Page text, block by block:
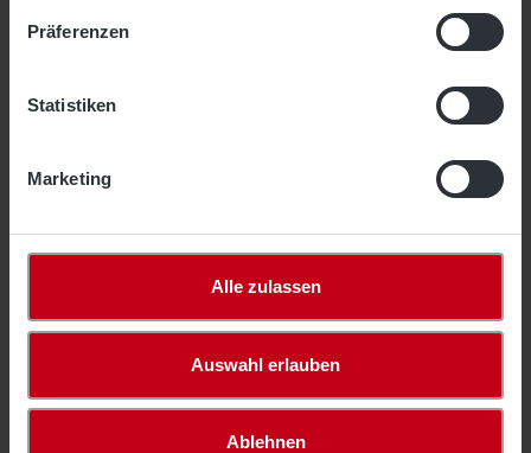
Präferenzen
Statistiken
Marketing
Alle zulassen
Auswahl erlauben
Ablehnen
Netz aus PP hochfest, Maschenw. 45 mm,
3,0 mm ø grün
ab5,96 €*
045-30421
Maschenweite
45 mm
knotenlos
Materialstärke
ca. 3 mm